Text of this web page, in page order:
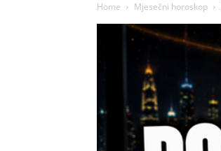
Home Mjesečni horoskop